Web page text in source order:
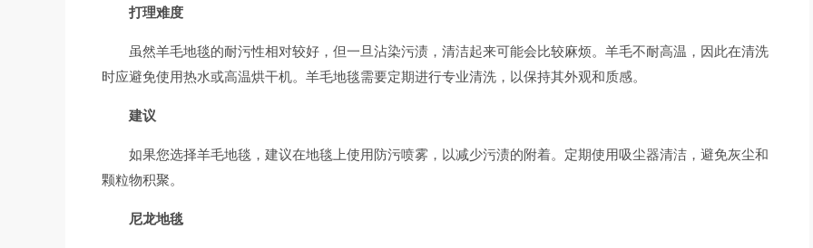
打理难度
虽然羊毛地毯的耐污性相对较好，但一旦沾染污渍，清洁起来可能会比较麻烦。羊毛不耐高温，因此在清洗
时应避免使用热水或高温烘干机。羊毛地毯需要定期进行专业清洗，以保持其外观和质感。
建议
如果您选择羊毛地毯，建议在地毯上使用防污喷雾，以减少污渍的附着。定期使用吸尘器清洁，避免灰尘和
颗粒物积聚。
尼龙地毯